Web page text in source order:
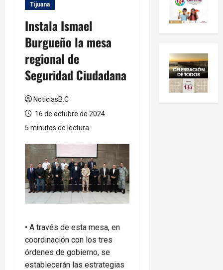
Tijuana
Instala Ismael
Burgueño la mesa
regional de
Seguridad Ciudadana
NoticiasB.C
16 de octubre de 2024
5 minutos de lectura
• A través de esta mesa, en
coordinación con los tres
órdenes de gobierno, se
establecerán las estrategias